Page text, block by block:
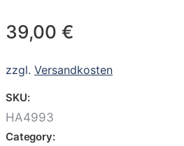
39,00 €
zzgl. Versandkosten
SKU:
HA4993
Category: